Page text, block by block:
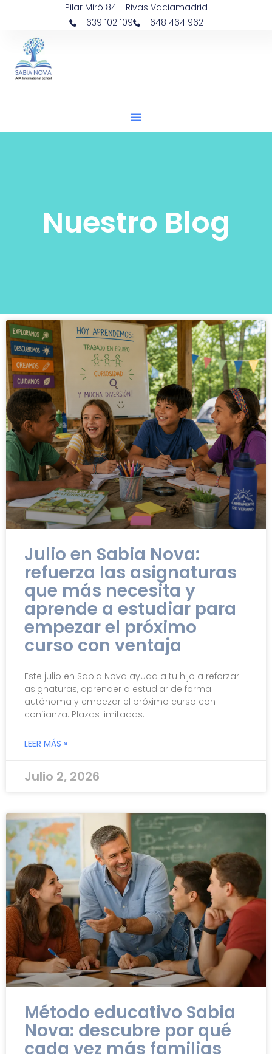
Pilar Miró 84 - Rivas Vaciamadrid
639 102 109
648 464 962
Nuestro Blog
Julio en Sabia Nova:
refuerza las asignaturas
que más necesita y
aprende a estudiar para
empezar el próximo
curso con ventaja
Este julio en Sabia Nova ayuda a tu hijo a reforzar
asignaturas, aprender a estudiar de forma
autónoma y empezar el próximo curso con
confianza. Plazas limitadas.
LEER MÁS »
Julio 2, 2026
Método educativo Sabia
Nova: descubre por qué
cada vez más familias